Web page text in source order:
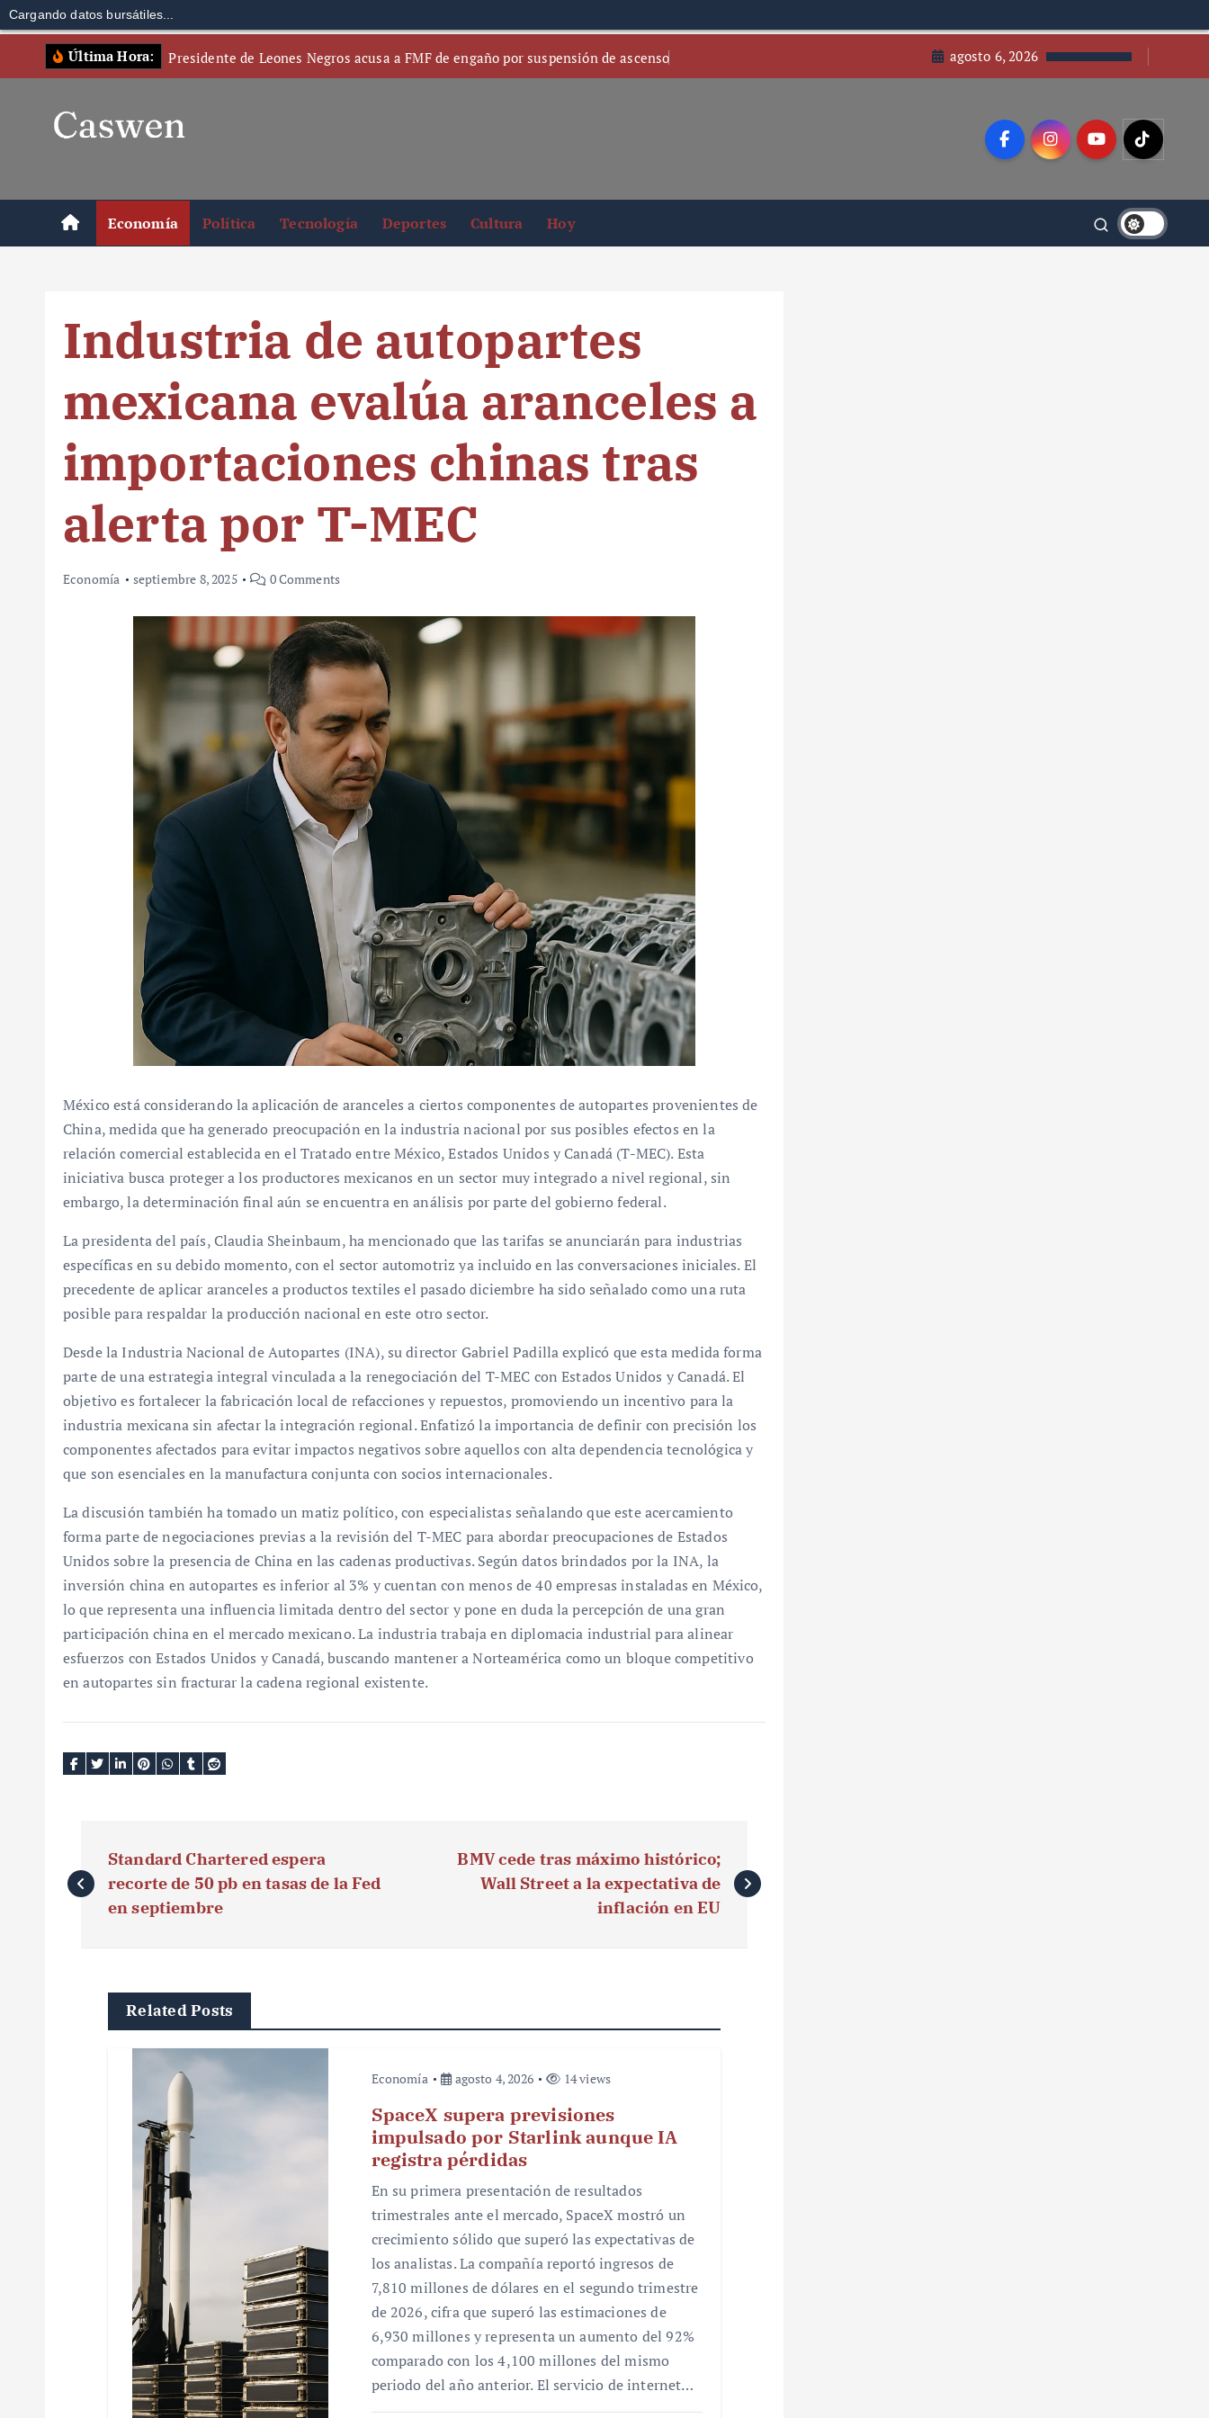
Cargando datos bursátiles...
Última Hora: Presidente de Leones Negros acusa a FMF de engaño por suspensión de ascenso agosto 6, 2026
Economía Política Tecnología Deportes Cultura Hoy
Industria de autopartes
mexicana evalúa aranceles a
importaciones chinas tras
alerta por T-MEC
Economía septiembre 8, 2025 0 Comments
México está considerando la aplicación de aranceles a ciertos componentes de autopartes provenientes de
China, medida que ha generado preocupación en la industria nacional por sus posibles efectos en la
relación comercial establecida en el Tratado entre México, Estados Unidos y Canadá (T-MEC). Esta
iniciativa busca proteger a los productores mexicanos en un sector muy integrado a nivel regional, sin
embargo, la determinación final aún se encuentra en análisis por parte del gobierno federal.
La presidenta del país, Claudia Sheinbaum, ha mencionado que las tarifas se anunciarán para industrias
específicas en su debido momento, con el sector automotriz ya incluido en las conversaciones iniciales. El
precedente de aplicar aranceles a productos textiles el pasado diciembre ha sido señalado como una ruta
posible para respaldar la producción nacional en este otro sector.
Desde la Industria Nacional de Autopartes (INA), su director Gabriel Padilla explicó que esta medida forma
parte de una estrategia integral vinculada a la renegociación del T-MEC con Estados Unidos y Canadá. El
objetivo es fortalecer la fabricación local de refacciones y repuestos, promoviendo un incentivo para la
industria mexicana sin afectar la integración regional. Enfatizó la importancia de definir con precisión los
componentes afectados para evitar impactos negativos sobre aquellos con alta dependencia tecnológica y
que son esenciales en la manufactura conjunta con socios internacionales.
La discusión también ha tomado un matiz político, con especialistas señalando que este acercamiento
forma parte de negociaciones previas a la revisión del T-MEC para abordar preocupaciones de Estados
Unidos sobre la presencia de China en las cadenas productivas. Según datos brindados por la INA, la
inversión china en autopartes es inferior al 3% y cuentan con menos de 40 empresas instaladas en México,
lo que representa una influencia limitada dentro del sector y pone en duda la percepción de una gran
participación china en el mercado mexicano. La industria trabaja en diplomacia industrial para alinear
esfuerzos con Estados Unidos y Canadá, buscando mantener a Norteamérica como un bloque competitivo
en autopartes sin fracturar la cadena regional existente.
a
Standard Chartered espera
recorte de 50 pb en tasas de la Fed
en septiembre
BMV cede tras máximo histórico;
Wall Street a la expectativa de
inflación en EU
Related Posts
Economía agosto 4, 2026 14 views
SpaceX supera previsiones
impulsado por Starlink aunque IA
registra pérdidas
En su primera presentación de resultados
trimestrales ante el mercado, SpaceX mostró un
crecimiento sólido que superó las expectativas de
los analistas. La compañía reportó ingresos de
7,810 millones de dólares en el segundo trimestre
de 2026, cifra que superó las estimaciones de
6,930 millones y representa un aumento del 92%
comparado con los 4,100 millones del mismo
periodo del año anterior. El servicio de internet…